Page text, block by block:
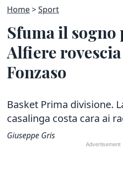
Home Sport
Sfuma il sogno
Alfiere
Fonzaso
Basket Prima divisione.
casalinga costa cara ai
Giuseppe Gris